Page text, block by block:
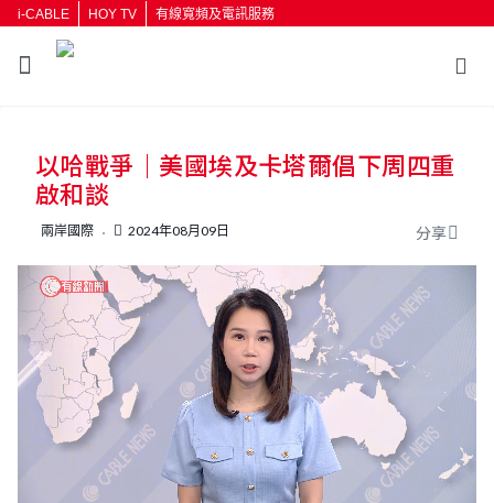
i-CABLE HOY TV 有線寬頻及電訊服務
按輸入鍵開始搜尋
以哈戰爭｜美國埃及卡塔爾倡下周四重
啟和談
兩岸國際 2024年08月09日 分享